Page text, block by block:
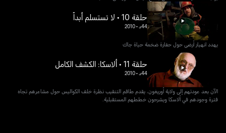
حلقة 10 • لا تستسلم أبداً
44د •
2010
يهدد انهيار أرضي حول حفارة ضخمة حياة جاك
حلقة 11 • ألاسكا: الكشف الكامل
44د •
2010
الآن بعد عودتهم إلى ولاية أوريغون، يقدم طاقم التنقيب نظرة خلف الكواليس حول مشاعرهم تجاه
فترة وجودهم في ألاسكا ويشرحون خططهم المستقبلية.